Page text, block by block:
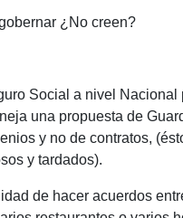
¿No creen?
Social a nivel Nacional
una propuesta de
y no de contratos,
y tardados).
de hacer acuerdos